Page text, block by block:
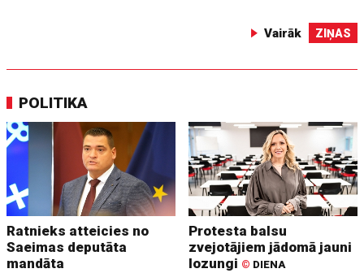
Vairāk ZIŅAS
POLITIKA
Ratnieks atteicies no
Saeimas deputāta
mandāta
Protesta balsu
zvejotājiem jādomā jauni
lozungi © DIENA